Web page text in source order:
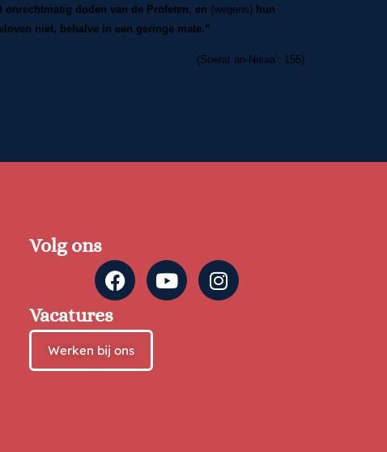
doden van de Profeten, en (wegens) hun
niet, behalve in een geringe mate.”
(Soerat an-Nisaa’: 155)
Volg ons
Vacatures
Werken bij ons